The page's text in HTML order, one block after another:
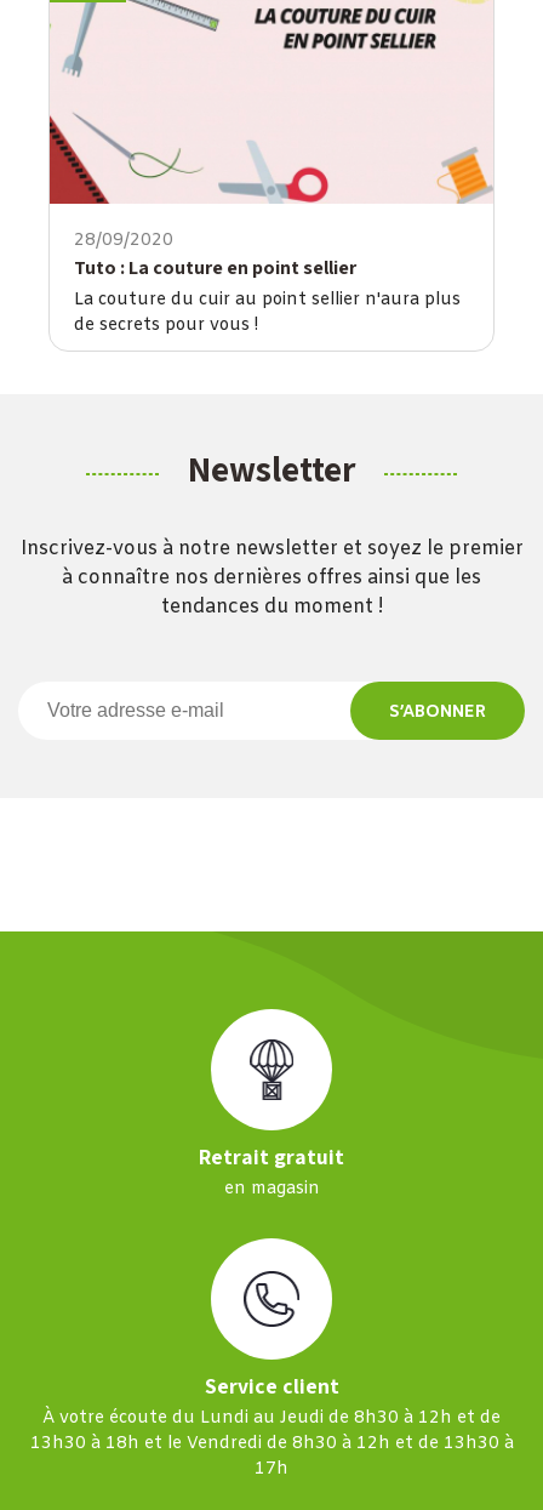
28/09/2020
Tuto : La couture en point sellier
La couture du cuir au point sellier n'aura plus
de secrets pour vous !
Newsletter
Inscrivez-vous à notre newsletter et soyez le premier
à connaître nos dernières offres ainsi que les
tendances du moment !
S’ABONNER
Retrait gratuit
en magasin
Service client
À votre écoute du Lundi au Jeudi de 8h30 à 12h et de
13h30 à 18h et le Vendredi de 8h30 à 12h et de 13h30 à
17h